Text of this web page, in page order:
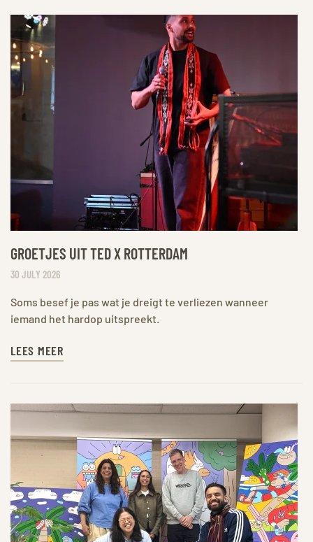
GROETJES UIT TED X ROTTERDAM
30 JULY 2026
Soms besef je pas wat je dreigt te verliezen wanneer
iemand het hardop uitspreekt.
LEES MEER